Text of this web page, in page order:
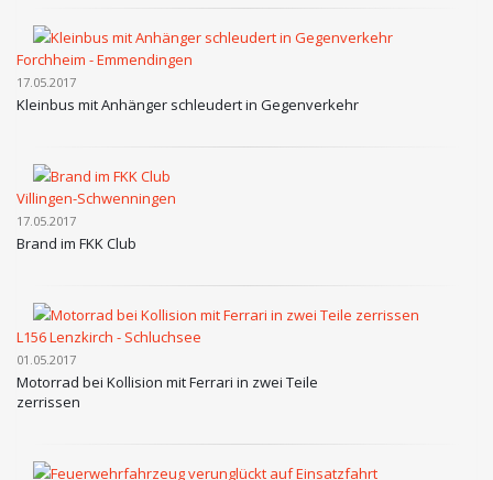
Forchheim - Emmendingen
17.05.2017
Kleinbus mit Anhänger schleudert in Gegenverkehr
Villingen-Schwenningen
17.05.2017
Brand im FKK Club
L156 Lenzkirch - Schluchsee
01.05.2017
Motorrad bei Kollision mit Ferrari in zwei Teile
zerrissen